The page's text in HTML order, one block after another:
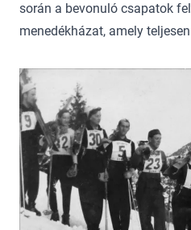
során a bevonuló csapatok
menedékházat, amely